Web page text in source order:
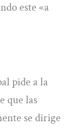
este «a
pide a la
que las
se dirige